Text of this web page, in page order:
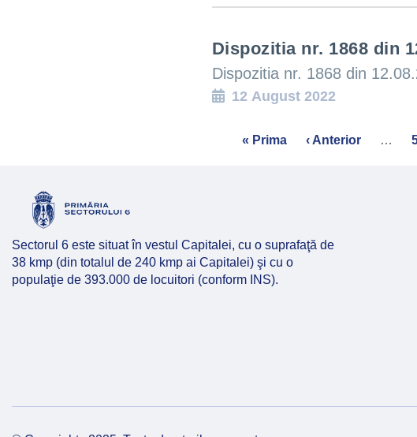
Dispozitia nr. 1868 din
Dispozitia nr. 1868 din
12 August 2022
First
« Prima
Previous
‹ Anterior …
Sectorul 6 este situat în vestul Capitalei, cu o suprafaţă de
38 kmp (din totalul de 240 kmp ai Capitalei) şi cu o
populaţie de 393.000 de locuitori (conform INS).